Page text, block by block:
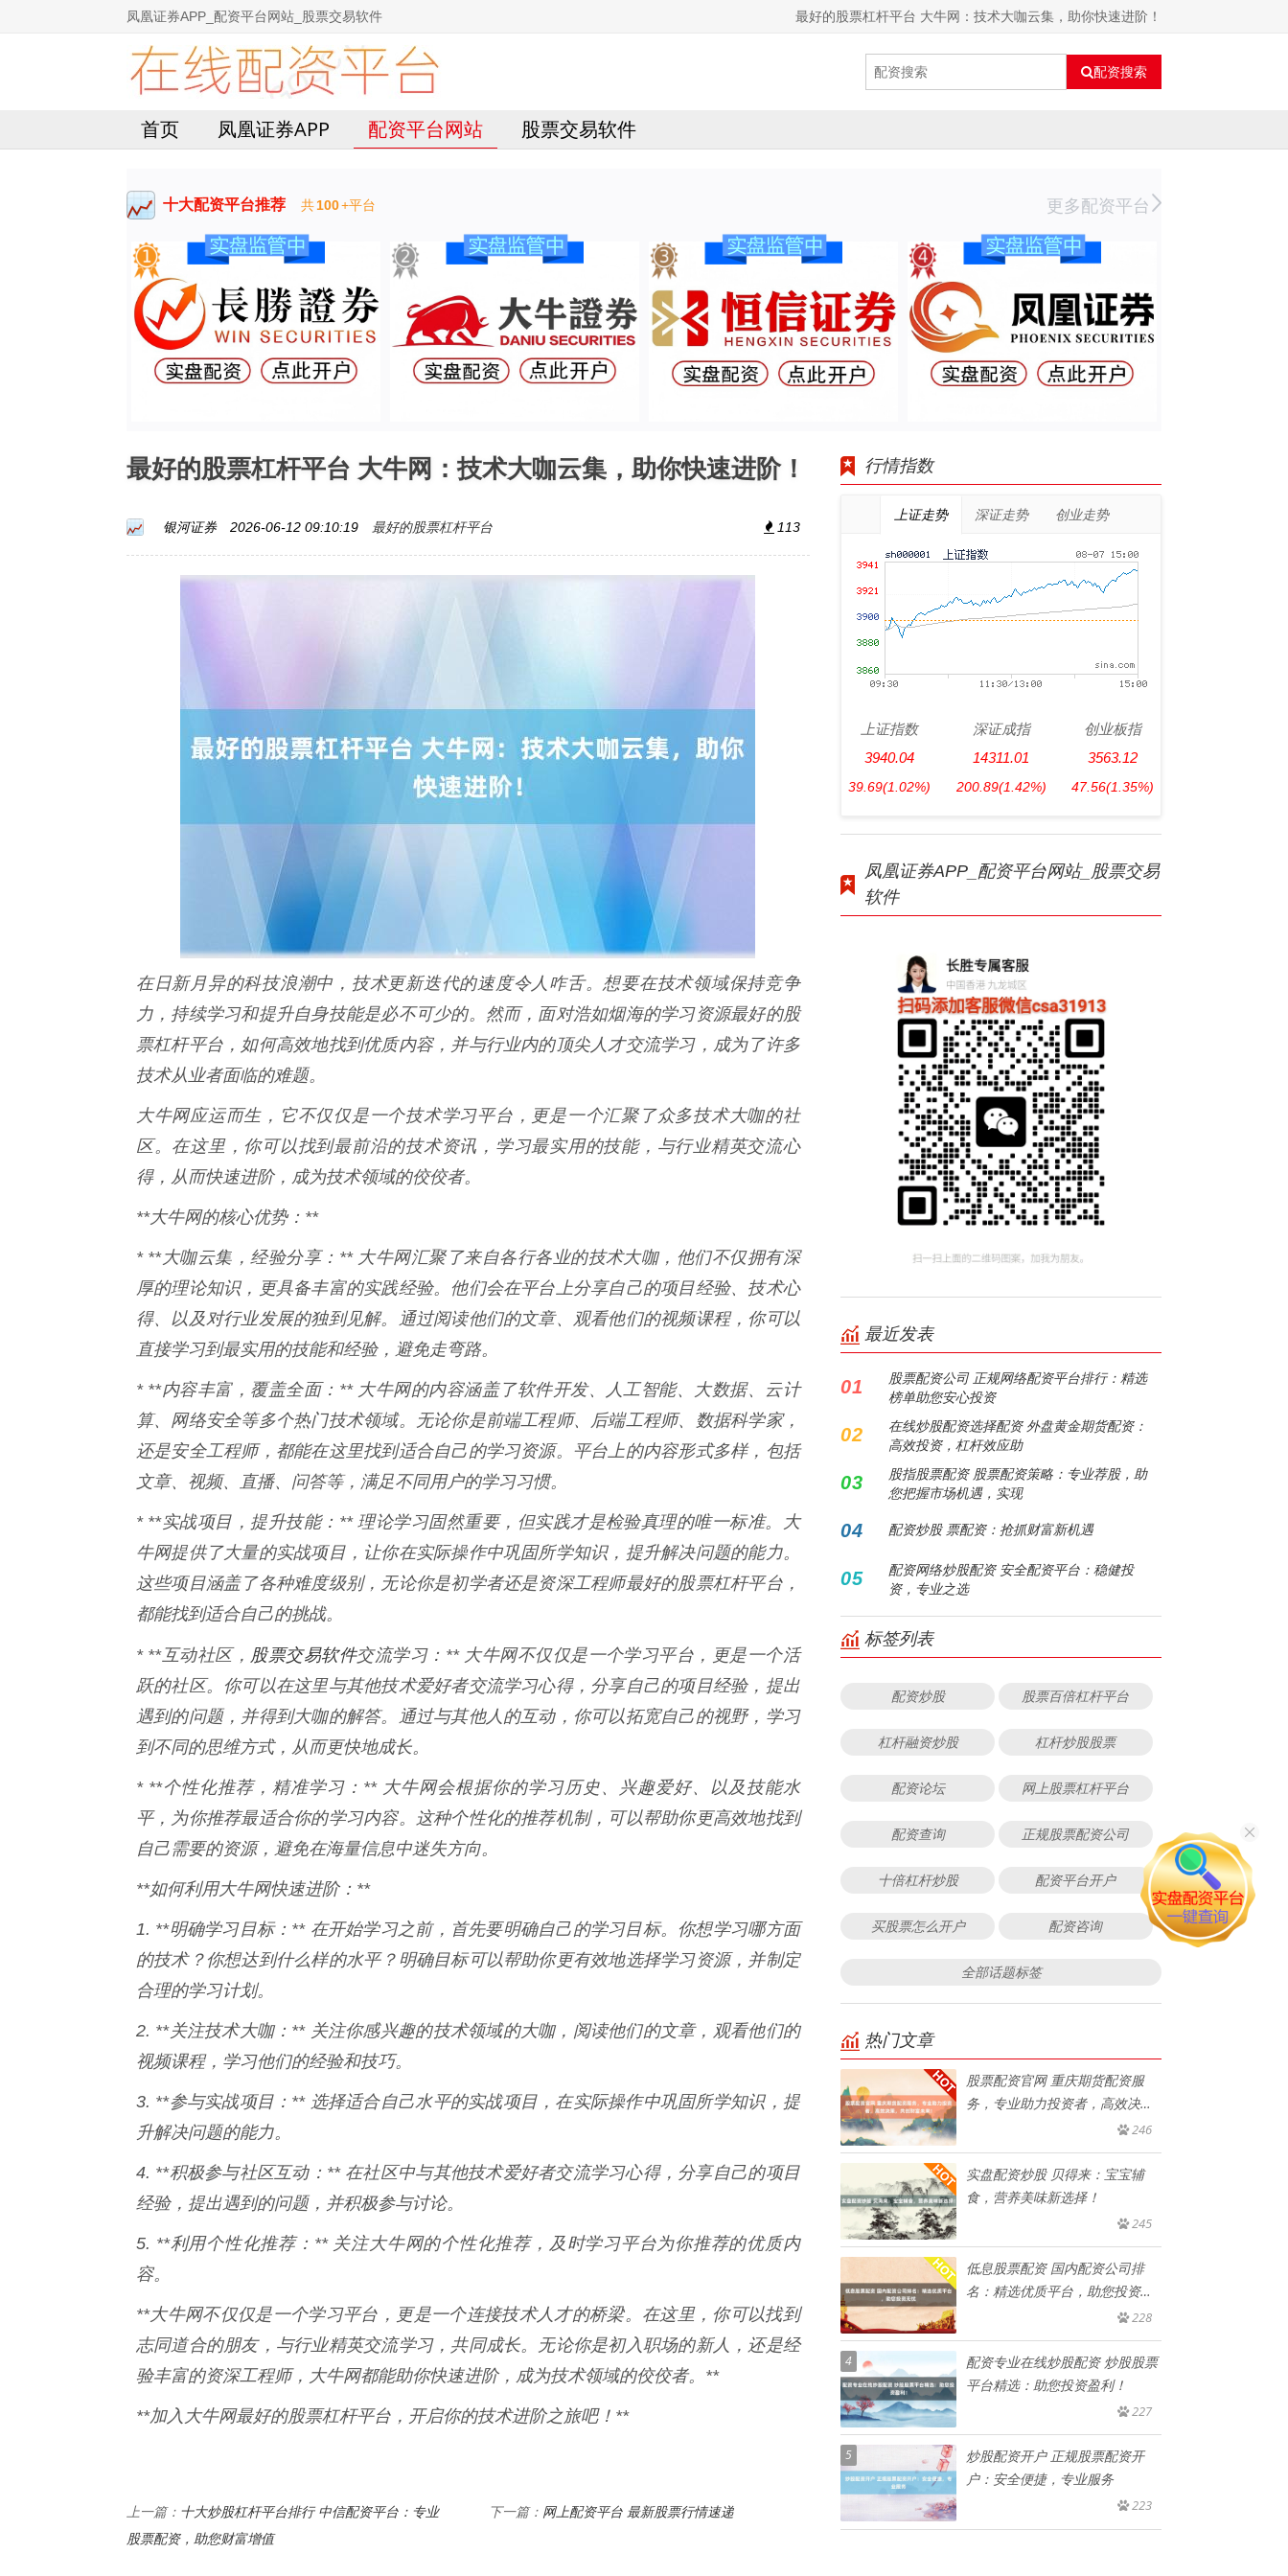
凤凰证券APP_配资平台网站_股票交易软件 最好的股票杠杆平台 大牛网：技术大咖云集，助你快速进阶！
配资搜索
首页 凤凰证券APP 配资平台网站 股票交易软件
十大配资平台推荐 共100+平台 更多配资平台
最好的股票杠杆平台 大牛网：技术大咖云集，助你快速进阶！
银河证券 2026-06-12 09:10:19 最好的股票杠杆平台 113
在日新月异的科技浪潮中，技术更新迭代的速度令人咋舌。想要在技术领域保持竞争
力，持续学习和提升自身技能是必不可少的。然而，面对浩如烟海的学习资源最好的股
票杠杆平台，如何高效地找到优质内容，并与行业内的顶尖人才交流学习，成为了许多
技术从业者面临的难题。
大牛网应运而生，它不仅仅是一个技术学习平台，更是一个汇聚了众多技术大咖的社
区。在这里，你可以找到最前沿的技术资讯，学习最实用的技能，与行业精英交流心
得，从而快速进阶，成为技术领域的佼佼者。
**大牛网的核心优势：**
* **大咖云集，经验分享：** 大牛网汇聚了来自各行各业的技术大咖，他们不仅拥有深
厚的理论知识，更具备丰富的实践经验。他们会在平台上分享自己的项目经验、技术心
得、以及对行业发展的独到见解。通过阅读他们的文章、观看他们的视频课程，你可以
直接学习到最实用的技能和经验，避免走弯路。
* **内容丰富，覆盖全面：** 大牛网的内容涵盖了软件开发、人工智能、大数据、云计
算、网络安全等多个热门技术领域。无论你是前端工程师、后端工程师、数据科学家，
还是安全工程师，都能在这里找到适合自己的学习资源。平台上的内容形式多样，包括
文章、视频、直播、问答等，满足不同用户的学习习惯。
* **实战项目，提升技能：** 理论学习固然重要，但实践才是检验真理的唯一标准。大
牛网提供了大量的实战项目，让你在实际操作中巩固所学知识，提升解决问题的能力。
这些项目涵盖了各种难度级别，无论你是初学者还是资深工程师最好的股票杠杆平台，
都能找到适合自己的挑战。
* **互动社区， 股票交易软件交流学习：** 大牛网不仅仅是一个学习平台，更是一个活
跃的社区。你可以在这里与其他技术爱好者交流学习心得，分享自己的项目经验，提出
遇到的问题，并得到大咖的解答。通过与其他人的互动，你可以拓宽自己的视野，学习
到不同的思维方式，从而更快地成长。
* **个性化推荐，精准学习：** 大牛网会根据你的学习历史、兴趣爱好、以及技能水
平，为你推荐最适合你的学习内容。这种个性化的推荐机制，可以帮助你更高效地找到
自己需要的资源，避免在海量信息中迷失方向。
**如何利用大牛网快速进阶：**
1. **明确学习目标：** 在开始学习之前，首先要明确自己的学习目标。你想学习哪方面
的技术？你想达到什么样的水平？明确目标可以帮助你更有效地选择学习资源，并制定
合理的学习计划。
2. **关注技术大咖：** 关注你感兴趣的技术领域的大咖，阅读他们的文章，观看他们的
视频课程，学习他们的经验和技巧。
3. **参与实战项目：** 选择适合自己水平的实战项目，在实际操作中巩固所学知识，提
升解决问题的能力。
4. **积极参与社区互动：** 在社区中与其他技术爱好者交流学习心得，分享自己的项目
经验，提出遇到的问题，并积极参与讨论。
5. **利用个性化推荐：** 关注大牛网的个性化推荐，及时学习平台为你推荐的优质内
容。
**大牛网不仅仅是一个学习平台，更是一个连接技术人才的桥梁。在这里，你可以找到
志同道合的朋友，与行业精英交流学习，共同成长。无论你是初入职场的新人，还是经
验丰富的资深工程师，大牛网都能助你快速进阶，成为技术领域的佼佼者。**
**加入大牛网最好的股票杠杆平台，开启你的技术进阶之旅吧！**
上一篇： 十大炒股杠杆平台排行 中信配资平台：专业
股票配资，助您财富增值
下一篇： 网上配资平台 最新股票行情速递
行情指数
上证走势 深证走势 创业走势
上证指数
3940.04
39.69(1.02%)
深证成指
14311.01
200.89(1.42%)
创业板指
3563.12
47.56(1.35%)
凤凰证券APP_配资平台网站_股票交易
软件
最近发表
01
股票配资公司 正规网络配资平台排行：精选
榜单助您安心投资
02
在线炒股配资选择配资 外盘黄金期货配资：
高效投资，杠杆效应助
03
股指股票配资 股票配资策略：专业荐股，助
您把握市场机遇，实现
04 配资炒股 票配资：抢抓财富新机遇
05
配资网络炒股配资 安全配资平台：稳健投
资，专业之选
标签列表
配资炒股 股票百倍杠杆平台
杠杆融资炒股 杠杆炒股股票
配资论坛 网上股票杠杆平台
配资查询 正规股票配资公司
十倍杠杆炒股 配资平台开户
买股票怎么开户 配资咨询
全部话题标签
热门文章
股票配资官网 重庆期货配资服
务，专业助力投资者，高效决
246
实盘配资炒股 贝得来：宝宝辅
食，营养美味新选择！
245
低息股票配资 国内配资公司排
名：精选优质平台，助您投资无
228
4
配资专业在线炒股配资 炒股股票
平台精选：助您投资盈利！
227
5
炒股配资开户 正规股票配资开
户：安全便捷，专业服务
223